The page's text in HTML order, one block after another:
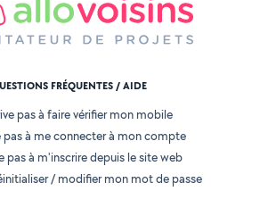
FRÉQUENTES / AIDE
pas à faire vérifier mon mobile
pas à me connecter à mon compte
pas à m'inscrire depuis le site web
/ modifier mon mot de passe